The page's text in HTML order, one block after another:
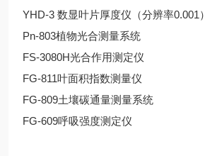
YHD-3 数显叶片厚度仪（分辨率0.001）
Pn-803植物光合测量系统
FS-3080H光合作用测定仪
FG-811叶面积指数测量仪
FG-809土壤碳通量测量系统
FG-609呼吸强度测定仪